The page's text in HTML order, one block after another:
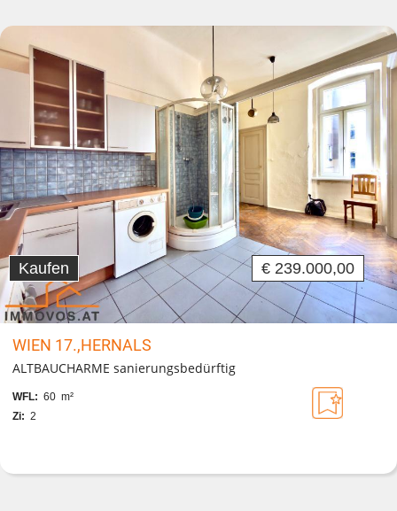
Kaufen € 239.000,00
WIEN 17.,HERNALS
ALTBAUCHARME sanierungsbedürftig
WFL: 60 m²
Zi: 2